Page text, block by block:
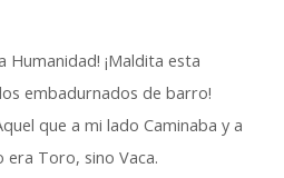
Humanidad! ¡Maldita esta
embadurnados de barro!
que a mi lado Caminaba y a
era Toro, sino Vaca.